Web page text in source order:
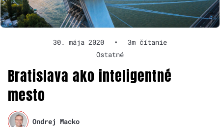
30. mája 2020 •
3m čítanie
Ostatné
Bratislava ako inteligentné
mesto
Ondrej Macko